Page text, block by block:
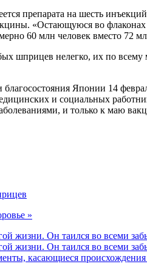
препарата на шесть
«Остающуюся во флаконах
60 млн человек вместо 72
шприцев нелегко, их по
благосостояния Японии 14
и социальных
и только к маю
»
жизни. Он таился во всеми
жизни. Он таился во всеми
касающиеся